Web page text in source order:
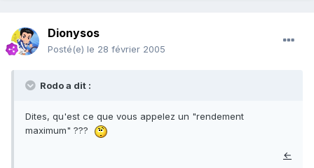
Dionysos
Posté(e) le 28 février 2005
Rodo a dit :
Dites, qu'est ce que vous appelez un "rendement
maximum" ???
←